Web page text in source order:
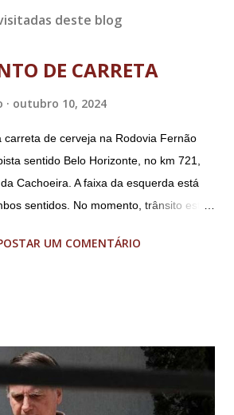
deste blog
DE CARRETA
outubro 10, 2024
carreta de cerveja na Rodovia Fernão
sentido Belo Horizonte, no km 721,
Cachoeira. A faixa da esquerda está
sentidos. No momento, trânsito está
*Por Sebastião Filho
UM COMENTÁRIO